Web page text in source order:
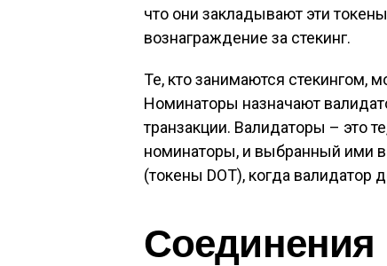
что они закладывают эти
вознаграждение за стекинг.
Те, кто занимаются стекингом,
Номинаторы назначают
транзакции. Валидаторы – это
номинаторы, и выбранный ими
(токены DOT), когда валидатор
Соединения